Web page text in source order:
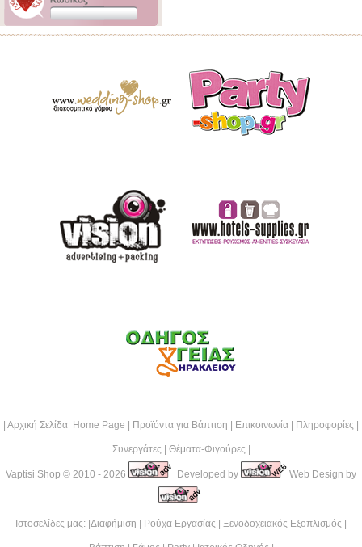
Αρχική Σελίδα Home Page Προϊόντα για Βάπτιση Επικοινωνία Πληροφορίες
Συνεργάτες Θέματα-Φιγούρες
Vaptisi Shop © 2010 - 2026 Developed by Web Design by
Ιστοσελίδες μας: | Διαφήμιση Ρούχα Εργασίας Ξενοδοχειακός Εξοπλισμός